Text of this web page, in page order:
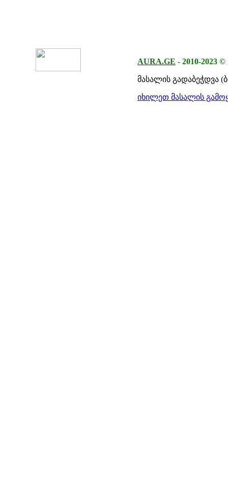
AURA.GE - 2010-2023 ©
მასალის გადაბეჭდვა
იხილეთ მასალის